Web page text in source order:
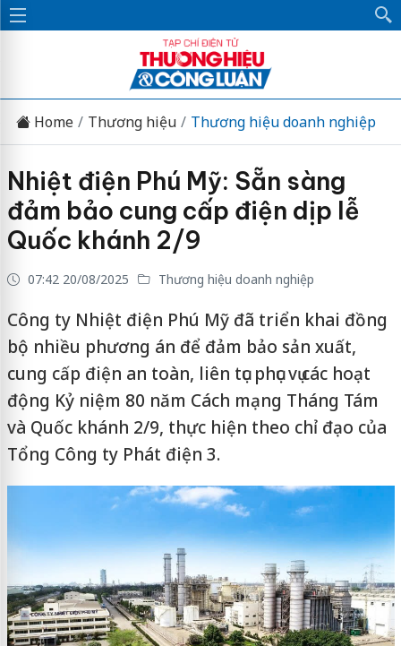
Home Thương hiệu Thương hiệu doanh nghiệp
Nhiệt điện Phú Mỹ: Sẵn sàng
đảm bảo cung cấp điện dịp lễ
Quốc khánh 2/9
07:42 20/08/2025 Thương hiệu doanh nghiệp
Công ty Nhiệt điện Phú Mỹ đã triển khai đồng
bộ nhiều phương án để đảm bảo sản xuất,
cung cấp điện an toàn, liên tục phục vụ các hoạt
động Kỷ niệm 80 năm Cách mạng Tháng Tám
và Quốc khánh 2/9, thực hiện theo chỉ đạo của
Tổng Công ty Phát điện 3.